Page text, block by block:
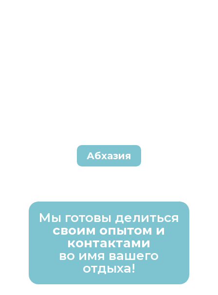
Абхазия
Мы готовы делиться
своим опытом и
контактами
во имя вашего
отдыха!